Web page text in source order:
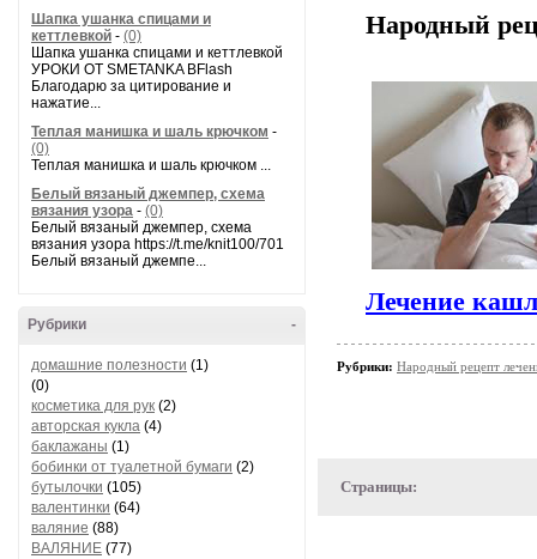
Шапка ушанка спицами и
кеттлевкой - (0)
Шапка ушанка спицами и кеттлевкой
УРОКИ ОТ SMETANKA BFlash
Благодарю за цитирование и
нажатие...
Теплая манишка и шаль крючком -
(0)
Теплая манишка и шаль крючком ...
Белый вязаный джемпер, схема
вязания узора - (0)
Белый вязаный джемпер, схема
вязания узора https://t.me/knit100/701
Белый вязаный джемпе...
-
Рубрики
домашние полезности (1)
(0)
косметика для рук (2)
авторская кукла (4)
баклажаны (1)
бобинки от туалетной бумаги (2)
бутылочки (105)
валентинки (64)
валяние (88)
ВАЛЯНИЕ (77)
Народный
Лечение
Рубрики: Народный рецепт
Страницы: